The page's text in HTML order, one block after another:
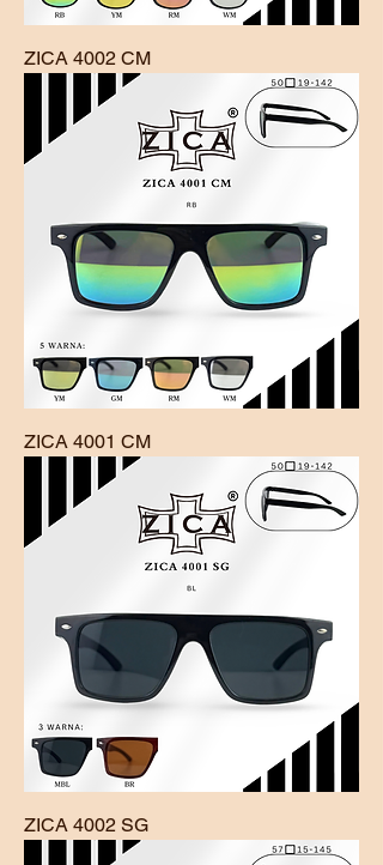
ZICA 4002 CM
ZICA 4001 CM
ZICA 4002 SG